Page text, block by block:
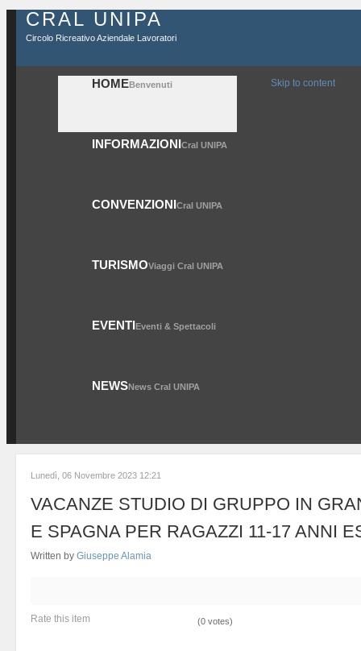
CRAL UNIPA
Circolo Ricreativo Aziendale Lavoratori
HOMEBenvenuti
INFORMAZIONICral UNIPA
CONVENZIONICral UNIPA
TURISMOViaggi Cral UNIPA
EVENTIEventi & Spettacoli
NEWSNews Cral UNIPA
Skip to content
Lunedì, 06 Novembre 2023 12:21
VACANZE STUDIO DI GRUPPO IN
E SPAGNA PER RAGAZZI 11-17 ANNI
Written by Giuseppe Alamia
Rate this item (0 votes)